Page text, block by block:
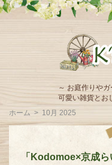
～ お庭作りや
可愛い雑貨とお
ホーム > 10月 2025
「Kodomoe×京成